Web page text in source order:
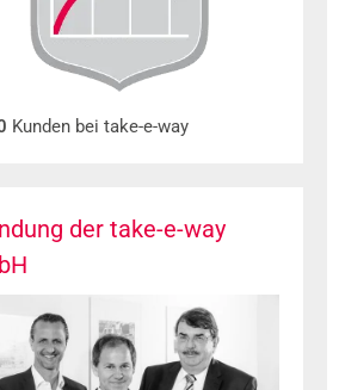
Kunden bei take-e-way
der take-e-way